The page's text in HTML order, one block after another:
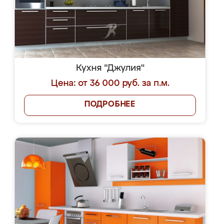
Кухня "Джулия"
Цена: от 36 000 руб. за п.м.
ПОДРОБНЕЕ